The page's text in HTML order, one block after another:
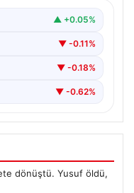
▲ +0.05%
▼ -0.11%
▼ -0.18%
▼ -0.62%
dönüştü. Yusuf öldü,